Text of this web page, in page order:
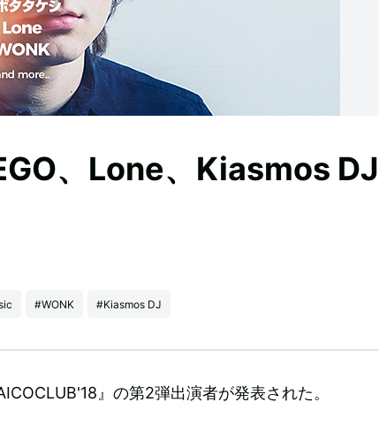
、Lone、Kiasmos
#WONK #Kiasmos DJ
』の第2弾出演者が発表された。